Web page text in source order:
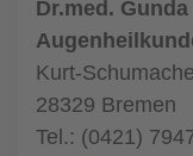
Dr.med.
Kurt-
28329 Bremen
Tel.: (0421)